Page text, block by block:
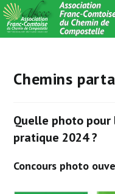
Skip
to
content
Chemins
Quelle photo pour
pratique 2024 ?
Concours photo